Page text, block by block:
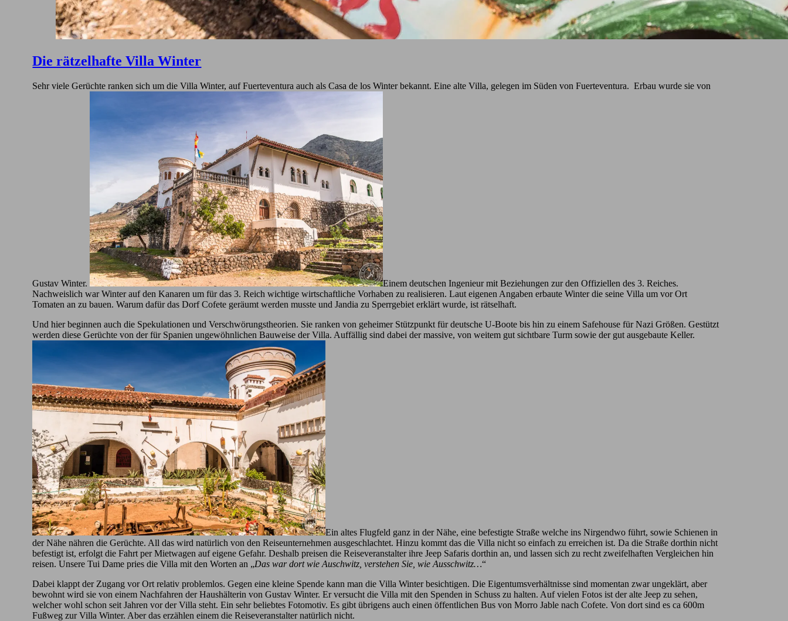
Die rätzelhafte Villa Winter
Sehr viele Gerüchte ranken sich um die Villa Winter, auf Fuerteventura auch als Casa de los Winter bekannt. Eine alte Villa, gelegen im Süden von Fuerteventura. Erbau wurde sie von
Gustav Winter.
Einem deutschen Ingenieur mit Beziehungen zur den Offiziellen des 3. Reiches.
Nachweislich war Winter auf den Kanaren um für das 3. Reich wichtige wirtschaftliche Vorhaben zu realisieren. Laut eigenen Angaben erbaute Winter die seine Villa um vor Ort
Tomaten an zu bauen. Warum dafür das Dorf Cofete geräumt werden musste und Jandia zu Sperrgebiet erklärt wurde, ist rätselhaft.
Und hier beginnen auch die Spekulationen und Verschwörungstheorien. Sie ranken von geheimer Stützpunkt für deutsche U-Boote bis hin zu einem Safehouse für Nazi Größen. Gestützt
werden diese Gerüchte von der für Spanien ungewöhnlichen Bauweise der Villa. Auffällig sind dabei der massive, von weitem gut sichtbare Turm sowie der gut ausgebaute Keller.
Ein altes Flugfeld ganz in der Nähe, eine befestigte Straße welche ins Nirgendwo führt, sowie Schienen in
der Nähe nähren die Gerüchte. All das wird natürlich von den Reiseunternehmen ausgeschlachtet. Hinzu kommt das die Villa nicht so einfach zu erreichen ist. Da die Straße dorthin nicht
befestigt ist, erfolgt die Fahrt per Mietwagen auf eigene Gefahr. Deshalb preisen die Reiseveranstalter ihre Jeep Safaris dorthin an, und lassen sich zu recht zweifelhaften Vergleichen hin
reisen. Unsere Tui Dame pries die Villa mit den Worten an „Das war dort wie Auschwitz, verstehen Sie, wie Ausschwitz…“
Dabei klappt der Zugang vor Ort relativ problemlos. Gegen eine kleine Spende kann man die Villa Winter besichtigen. Die Eigentumsverhältnisse sind momentan zwar ungeklärt, aber
bewohnt wird sie von einem Nachfahren der Haushälterin von Gustav Winter. Er versucht die Villa mit den Spenden in Schuss zu halten. Auf vielen Fotos ist der alte Jeep zu sehen,
welcher wohl schon seit Jahren vor der Villa steht. Ein sehr beliebtes Fotomotiv. Es gibt übrigens auch einen öffentlichen Bus von Morro Jable nach Cofete. Von dort sind es ca 600m
Fußweg zur Villa Winter. Aber das erzählen einem die Reiseveranstalter natürlich nicht.